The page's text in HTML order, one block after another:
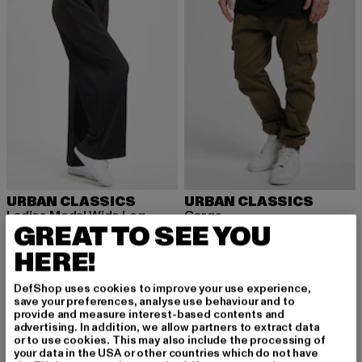
URBAN CLASSICS
Ladies Modal Wide Leg
26,09 EUR
Derzeitiger Preis: 26,09 EUR
44,99 EURAktionspreis: 44,99 EUR
URBAN CLASSICS
Cargo
43,19 EUR
Derzeitiger Preis: 43,19 EUR
59,99 EUR
NEU -42% -30%
GREAT TO SEE YOU
HERE!
DefShop uses cookies to improve your use experience,
save your preferences, analyse use behaviour and to
provide and measure interest-based contents and
advertising. In addition, we allow partners to extract data
or to use cookies. This may also include the processing of
your data in the USA or other countries which do not have